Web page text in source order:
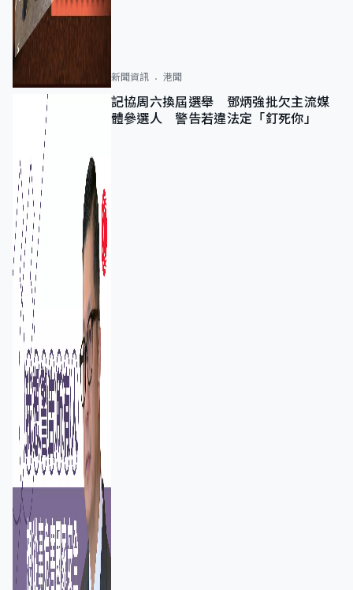
新聞資訊 港聞
記協周六換屆選舉 鄧炳強批欠主流媒
體參選人 警告若違法定「釘死你」